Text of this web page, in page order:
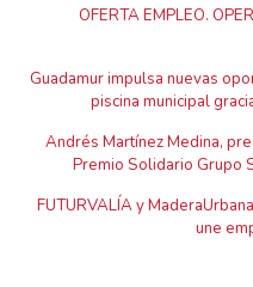
OFERTA EMPLEO.
Guadamur impulsa nuevas
piscina municipal
Andrés Martínez Medina,
Premio Solidario Grupo
FUTURVALÍA y
une